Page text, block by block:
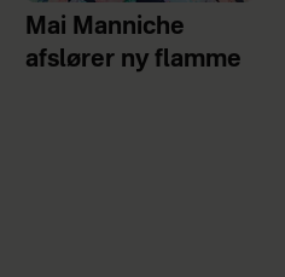
Mai Manniche
afslører ny flamme